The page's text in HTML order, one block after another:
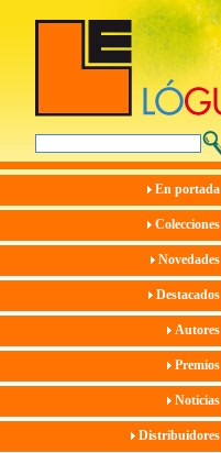
En portada
Colecciones
Novedades
Destacados
Autores
Premios
Noticias
Distribuidores